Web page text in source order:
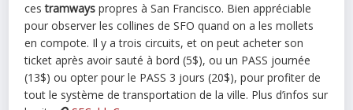
cestramways propres à San Francisco. Bien appréciable
pour observer les collines de SFO quand on a les mollets
en compote. Il y a trois circuits, et on peut acheter son
ticket après avoir sauté à bord (5$), ou un PASS journée
(13$) ou opter pour le PASS 3 jours (20$), pour profiter de
tout le système de transportation de la ville. Plus d’infos sur